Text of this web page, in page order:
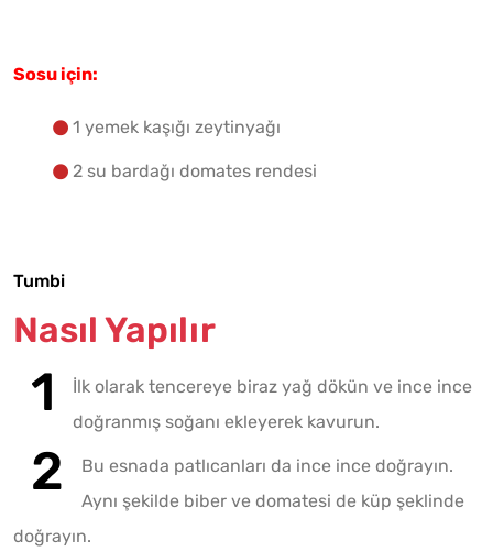
Sosu için:
1 yemek kaşığı zeytinyağı
2 su bardağı domates rendesi
Tumbi
Nasıl Yapılır
İlk olarak tencereye biraz yağ dökün ve ince ince
doğranmış soğanı ekleyerek kavurun.
Bu esnada patlıcanları da ince ince doğrayın.
Aynı şekilde biber ve domatesi de küp şeklinde
doğrayın.